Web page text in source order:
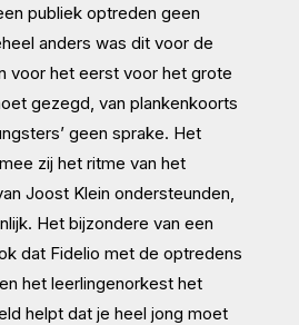
publiek optreden geen
anders was dit voor de
voor het eerst voor het grote
gezegd, van plankenkoorts
geen sprake. Het
zij het ritme van het
Joost Klein ondersteunden,
Het bijzondere van een
dat Fidelio met de optredens
het leerlingenorkest het
helpt dat je heel jong moet